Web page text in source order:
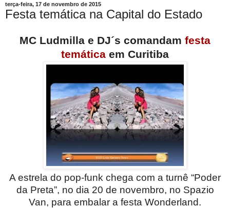
terça-feira, 17 de novembro de 2015
Festa temática na Capital do Estado
MC Ludmilla e DJ´s comandam festa
temática em Curitiba
A estrela do pop-funk chega com a turnê “Poder
da Preta”, no dia 20 de novembro, no Spazio
Van, para embalar a festa Wonderland.